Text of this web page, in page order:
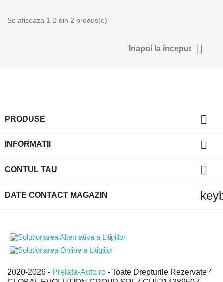
Se afiseaza 1-2 din 2 produs(e)
Inapoi la inceput 
PRODUSE 
INFORMATII 
CONTUL TAU 
DATE CONTACT MAGAZIN
2020-2026 - Prelata-Auto.ro - Toate Drepturile Rezervate *